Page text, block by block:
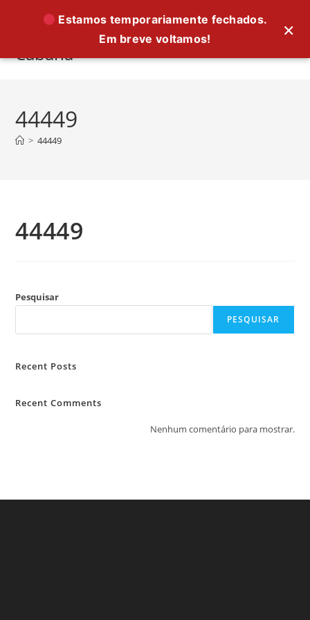
conteúdo
Cabana
44449
> 44449
44449
Pesquisar
PESQUISAR
Recent Posts
Recent Comments
Nenhum comentário para mostrar.
×
Estamos temporariamente fechados.
Em breve voltamos!